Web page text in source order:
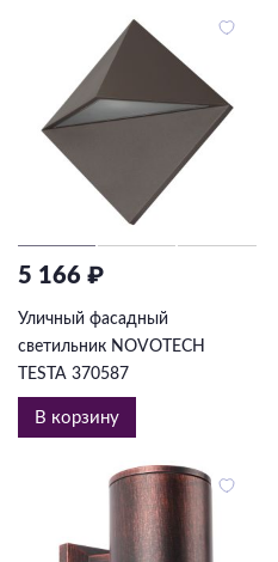
5 166 ₽
Уличный фасадный
светильник NOVOTECH
TESTA 370587
В корзину